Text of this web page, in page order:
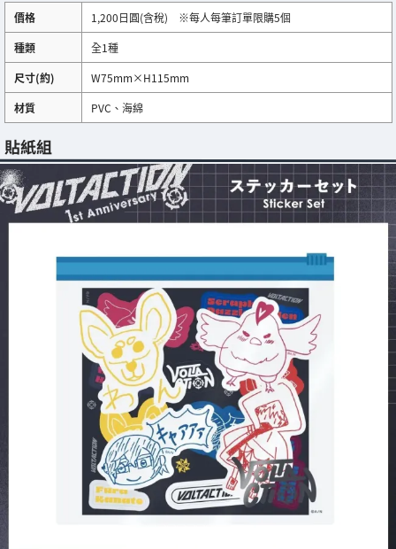
價格
1,200日圓(含稅) ※每人每筆訂單限購5個
種類
全1種
尺寸(約)
W75mm×H115mm
材質
PVC、海綿
貼紙組